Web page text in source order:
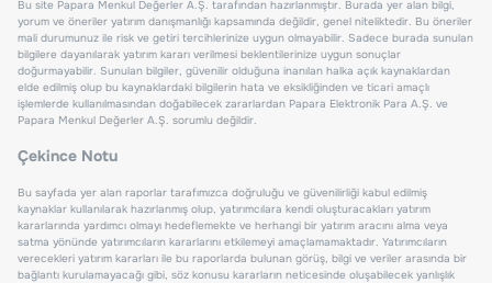
Bu site Papara Menkul Değerler A.Ş. tarafından hazırlanmıştır. Burada yer alan bilgi,
yorum ve öneriler yatırım danışmanlığı kapsamında değildir, genel niteliktedir. Bu öneriler
mali durumunuz ile risk ve getiri tercihlerinize uygun olmayabilir. Sadece burada sunulan
bilgilere dayanılarak yatırım kararı verilmesi beklentilerinize uygun sonuçlar
doğurmayabilir. Sunulan bilgiler, güvenilir olduğuna inanılan halka açık kaynaklardan
elde edilmiş olup bu kaynaklardaki bilgilerin hata ve eksikliğinden ve ticari amaçlı
işlemlerde kullanılmasından doğabilecek zararlardan Papara Elektronik Para A.Ş. ve
Papara Menkul Değerler A.Ş. sorumlu değildir.
Çekince Notu
Bu sayfada yer alan raporlar tarafımızca doğruluğu ve güvenilirliği kabul edilmiş
kaynaklar kullanılarak hazırlanmış olup, yatırımcılara kendi oluşturacakları yatırım
kararlarında yardımcı olmayı hedeflemekte ve herhangi bir yatırım aracını alma veya
satma yönünde yatırımcıların kararlarını etkilemeyi amaçlamamaktadır. Yatırımcıların
verecekleri yatırım kararları ile bu raporlarda bulunan görüş, bilgi ve veriler arasında bir
bağlantı kurulamayacağı gibi, söz konusu kararların neticesinde oluşabilecek yanlışlık